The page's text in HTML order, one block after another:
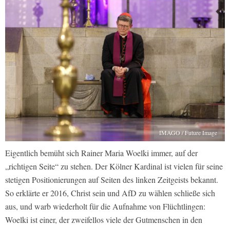
IMAGO / Future Image
Eigentlich bemüht sich Rainer Maria Woelki immer, auf der
„richtigen Seite“ zu stehen. Der Kölner Kardinal ist vielen für seine
stetigen Positionierungen auf Seiten des linken Zeitgeists bekannt.
So erklärte er 2016, Christ sein und AfD zu wählen schließe sich
aus, und warb wiederholt für die Aufnahme von Flüchtlingen:
Woelki ist einer, der zweifellos viele der Gutmenschen in den